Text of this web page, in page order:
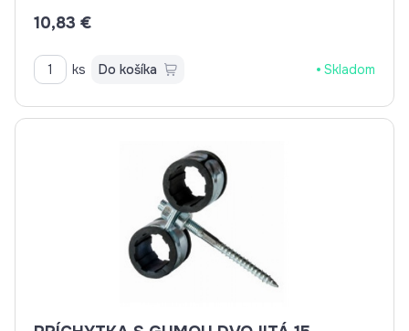
10,83 €
ks Do košíka Skladom